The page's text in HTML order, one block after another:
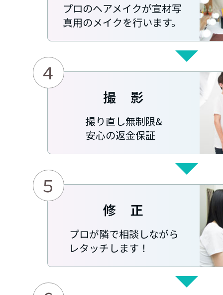
プロのヘアメイクが宣材写
真用のメイクを行います。
４
撮 影
撮り直し無制限&
安心の返金保証
５
修 正
プロが隣で相談しながら
レタッチします！